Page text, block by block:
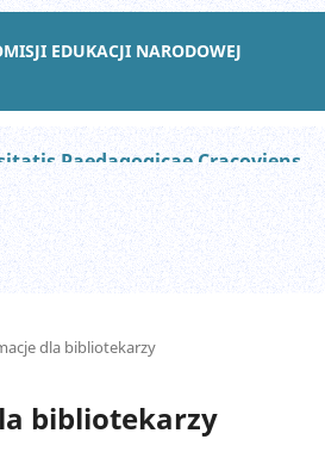
EDUKACJI NARODOWEJ
Annales Universitatis Paedagogicae Cracoviensis Studia Geographica
dla bibliotekarzy
bibliotekarzy